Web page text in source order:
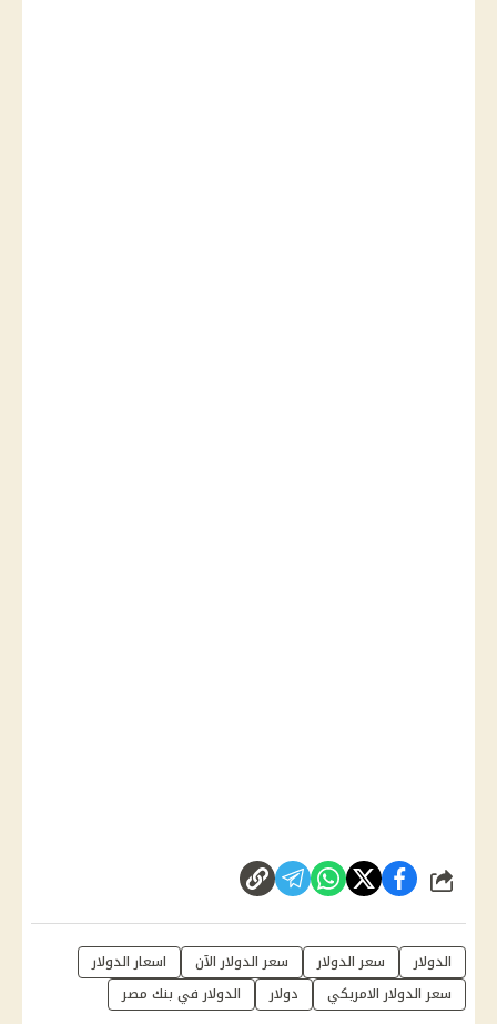
شارك
الدولار سعر الدولار سعر الدولار الآن
اسعار الدولار
سعر الدولار الامريكي
دولار الدولار في بنك مصر